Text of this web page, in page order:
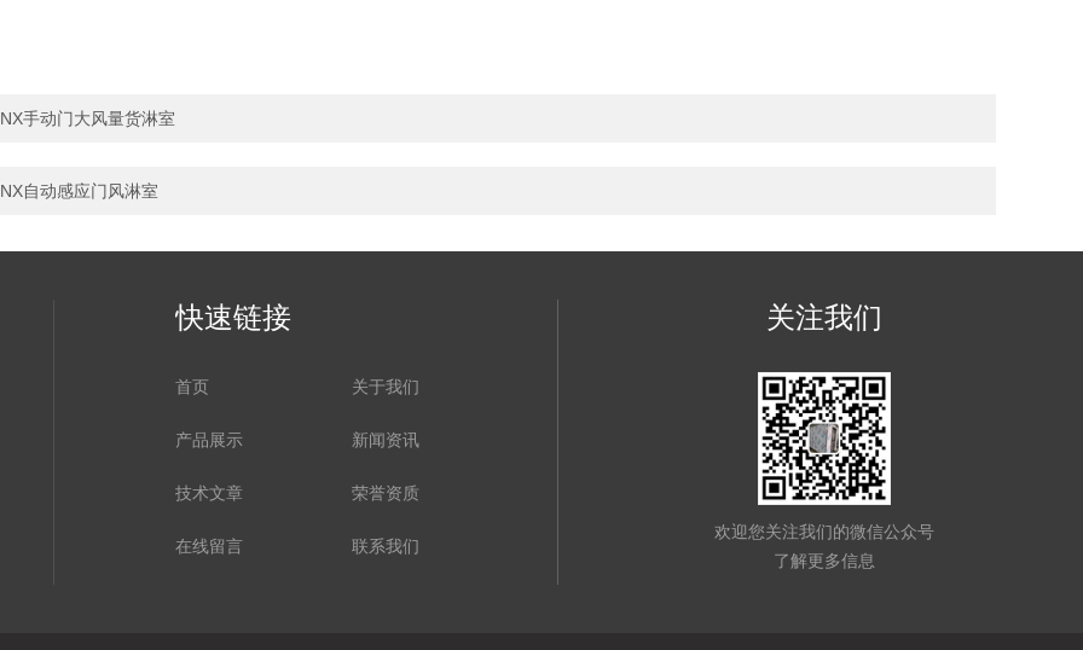
NX手动门大风量货淋室
NX自动感应门风淋室
快速链接
首页 关于我们
产品展示 新闻资讯
技术文章 荣誉资质
在线留言 联系我们
关注我们
欢迎您关注我们的微信公众号
了解更多信息